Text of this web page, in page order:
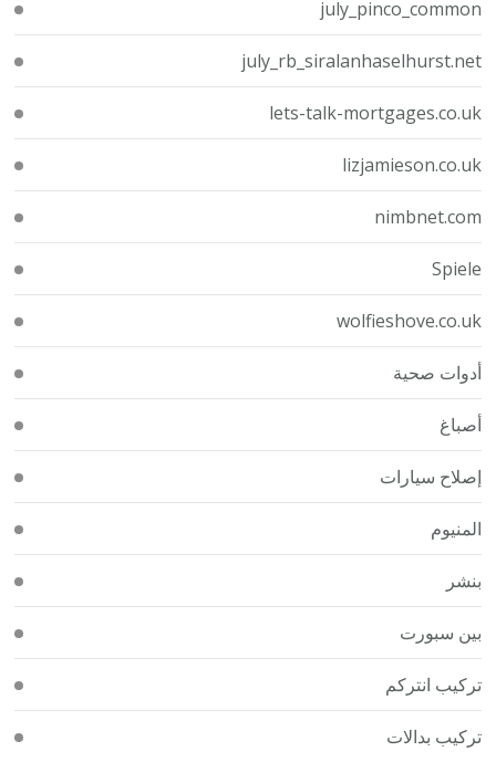
july_pinco_common
july_rb_siralanhaselhurst.net
lets-talk-mortgages.co.uk
lizjamieson.co.uk
nimbnet.com
Spiele
wolfieshove.co.uk
أدوات صحية
أصباغ
إصلاح سيارات
المنيوم
بنشر
بين سبورت
تركيب انتركم
تركيب بدالات